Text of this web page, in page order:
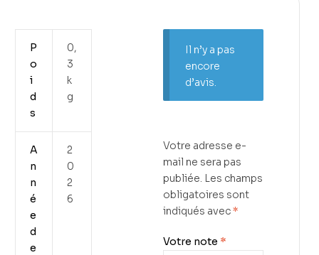
P
o
i
d
s
0,
3
k
g
A
n
n
é
e
d
e
2
0
2
6
Il n’y a pas
encore
d’avis.
Votre adresse e-
mail ne sera pas
publiée. Les champs
obligatoires sont
indiqués avec*
Votre note *